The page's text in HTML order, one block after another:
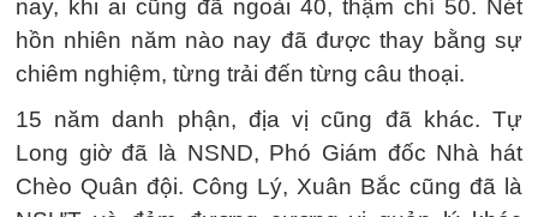
nay, khi ai cũng đã ngoài 40, thậm chí 50. Nét
hồn nhiên năm nào nay đã được thay bằng sự
chiêm nghiệm, từng trải đến từng câu thoại.
15 năm danh phận, địa vị cũng đã khác. Tự
Long giờ đã là NSND, Phó Giám đốc Nhà hát
Chèo Quân đội. Công Lý, Xuân Bắc cũng đã là